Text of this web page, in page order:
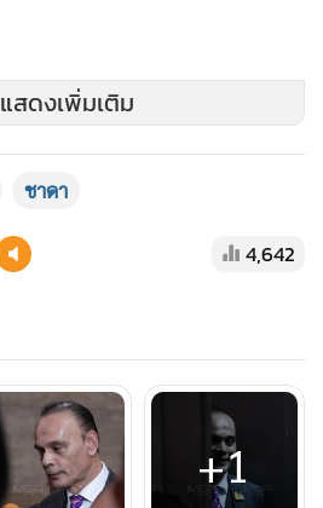
แสดงเพิ่มเติม
ชาดา
4,642
+1